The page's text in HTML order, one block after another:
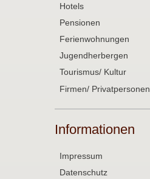
Hotels
Pensionen
Ferienwohnungen
Jugendherbergen
Tourismus/ Kultur
Firmen/ Privatpersonen
Informationen
Impressum
Datenschutz